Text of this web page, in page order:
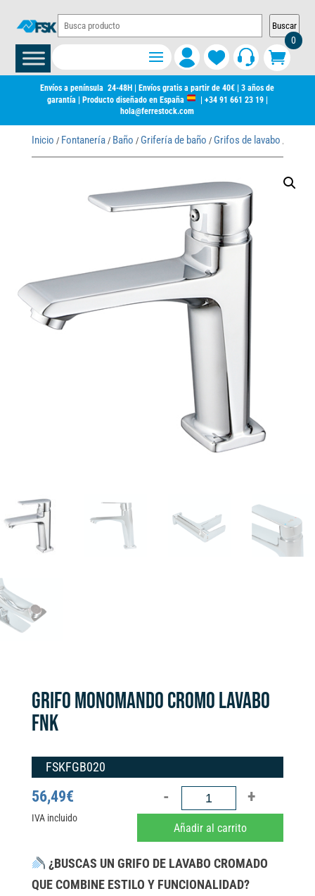
Buscar
0
Envíos a península 24-48H | Envíos gratis a partir de 40€ | 3 años de
garantía | Producto diseñado en España
+34 91 661 23 19|
hola@ferrestock.com
Inicio / Fontanería/ Baño / Grifería de baño / Grifos de lavabo / GRIFO
GRIFO MONOMANDO CROMO LAVABO
FNK
FSKFGB020
56,49€
IVA incluido
GRIFO
MONOMANDO
CROMO
LAVABO
FNK
Añadir al carrito
¿BUSCAS UN GRIFO DE LAVABO CROMADO
QUE COMBINE ESTILO Y FUNCIONALIDAD?